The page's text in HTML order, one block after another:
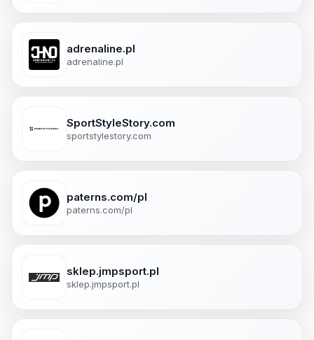
adrenaline.pl
adrenaline.pl
SportStyleStory.com
sportstylestory.com
paterns.com/pl
paterns.com/pl
sklep.jmpsport.pl
sklep.jmpsport.pl